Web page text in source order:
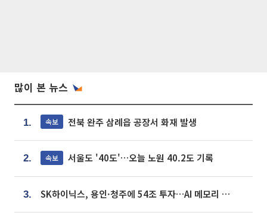
많이 본 뉴스
1. 속보 전북 완주 삼례읍 공장서 화재 발생
2. 속보 서울도 '40도'…오늘 노원 40.2도 기록
3. SK하이닉스, 용인·청주에 54조 투자…AI 메모리 생산기지 키운다